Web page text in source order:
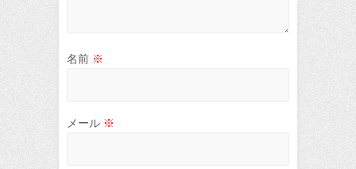
名前 ※
メール ※